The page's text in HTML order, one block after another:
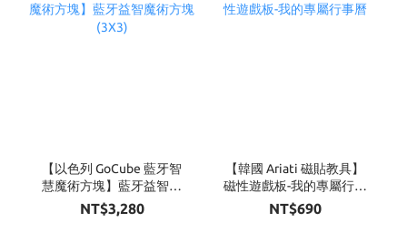
【以色列 GoCube 藍牙智
慧魔術方塊】藍牙益智魔
術方塊(3X3)
NT$3,280
【韓國 Ariati 磁貼教具】
磁性遊戲板-我的專屬行事
曆
NT$690